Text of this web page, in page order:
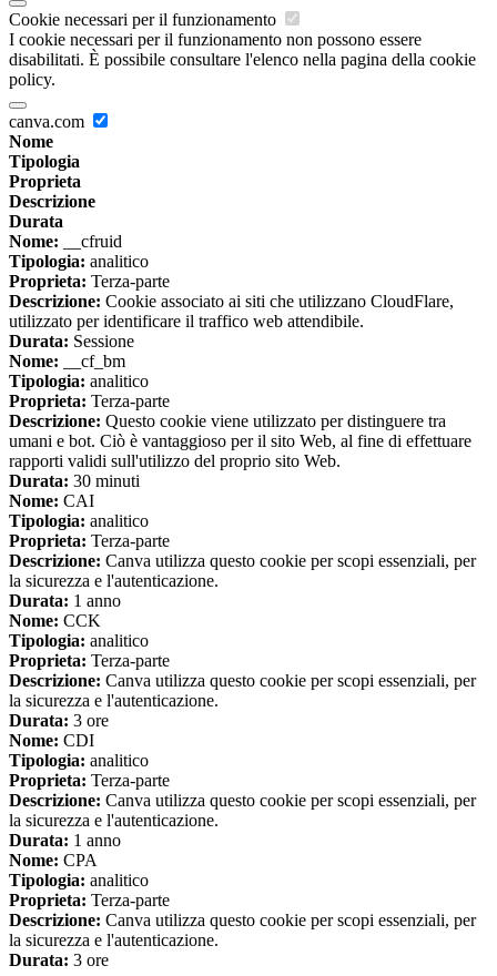
Cookie necessari per il funzionamento
I cookie necessari per il funzionamento non possono essere
disabilitati. È possibile consultare l'elenco nella pagina della cookie
policy.
canva.com
Nome
Tipologia
Proprieta
Descrizione
Durata
Nome: __cfruid
Tipologia: analitico
Proprieta: Terza-parte
Descrizione: Cookie associato ai siti che utilizzano CloudFlare,
utilizzato per identificare il traffico web attendibile.
Durata: Sessione
Nome: __cf_bm
Tipologia: analitico
Proprieta: Terza-parte
Descrizione: Questo cookie viene utilizzato per distinguere tra
umani e bot. Ciò è vantaggioso per il sito Web, al fine di effettuare
rapporti validi sull'utilizzo del proprio sito Web.
Durata: 30 minuti
Nome: CAI
Tipologia: analitico
Proprieta: Terza-parte
Descrizione: Canva utilizza questo cookie per scopi essenziali, per
la sicurezza e l'autenticazione.
Durata: 1 anno
Nome: CCK
Tipologia: analitico
Proprieta: Terza-parte
Descrizione: Canva utilizza questo cookie per scopi essenziali, per
la sicurezza e l'autenticazione.
Durata: 3 ore
Nome: CDI
Tipologia: analitico
Proprieta: Terza-parte
Descrizione: Canva utilizza questo cookie per scopi essenziali, per
la sicurezza e l'autenticazione.
Durata: 1 anno
Nome: CPA
Tipologia: analitico
Proprieta: Terza-parte
Descrizione: Canva utilizza questo cookie per scopi essenziali, per
la sicurezza e l'autenticazione.
Durata: 3 ore